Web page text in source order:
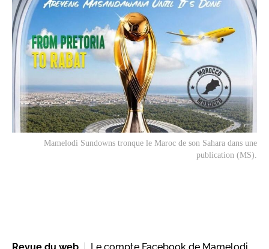
Mamelodi Sundowns tronque le Maroc de son Sahara dans une
publication (MS).